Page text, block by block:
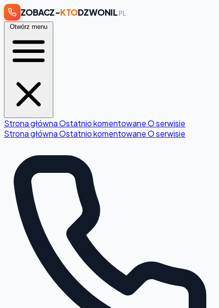
ZOBACZ-KTODZWONIL .PL
Otwórz menu
Strona głównaOstatnio komentowaneO serwisie
Strona głównaOstatnio komentowaneO serwisie